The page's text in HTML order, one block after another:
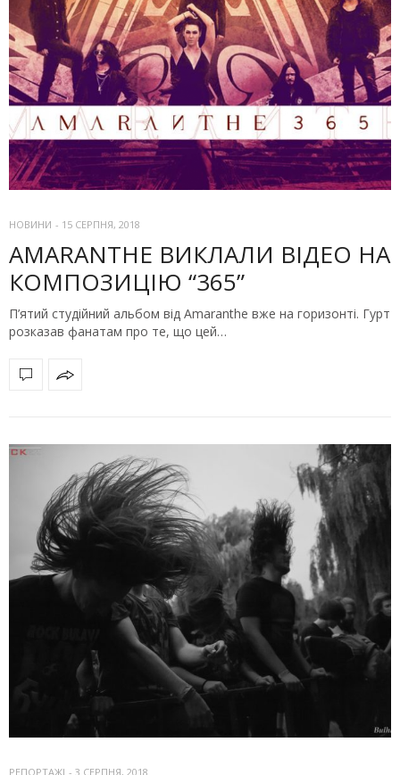
НОВИНИ - 15 СЕРПНЯ, 2018
AMARANTHE ВИКЛАЛИ ВІДЕО НА
КОМПОЗИЦІЮ “365”
П’ятий студійний альбом від Amaranthe вже на горизонті. Гурт
розказав фанатам про те, що цей…
РЕПОРТАЖІ - 3 СЕРПНЯ, 2018